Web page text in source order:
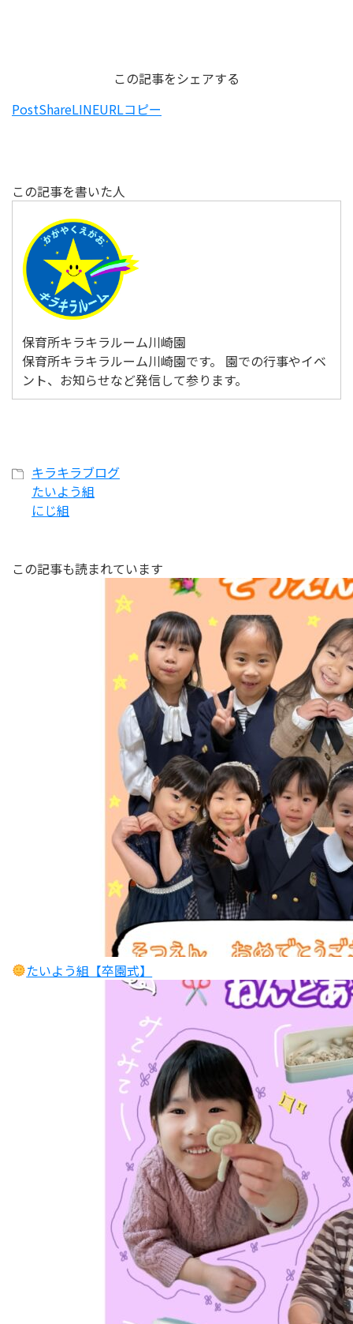
この記事をシェアする
PostShareLINEURLコピー
この記事を書いた人
保育所キラキラルーム川崎園
保育所キラキラルーム川崎園です。 園での行事やイベ
ント、お知らせなど発信して参ります。
キラキラブログ
たいよう組
にじ組
この記事も読まれています
たいよう組【卒園式】